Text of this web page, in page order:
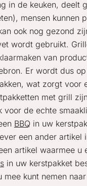
in de keuken, deelt
mensen kunnen
ook nog gezond
wordt gebruikt.
van
Er wordt dus
wat zorgt voor
met grill
voor de echte
BBQ in uw
een ander artikel
artikel waarmee u
in uw kerstpakket
mee kunt nemen